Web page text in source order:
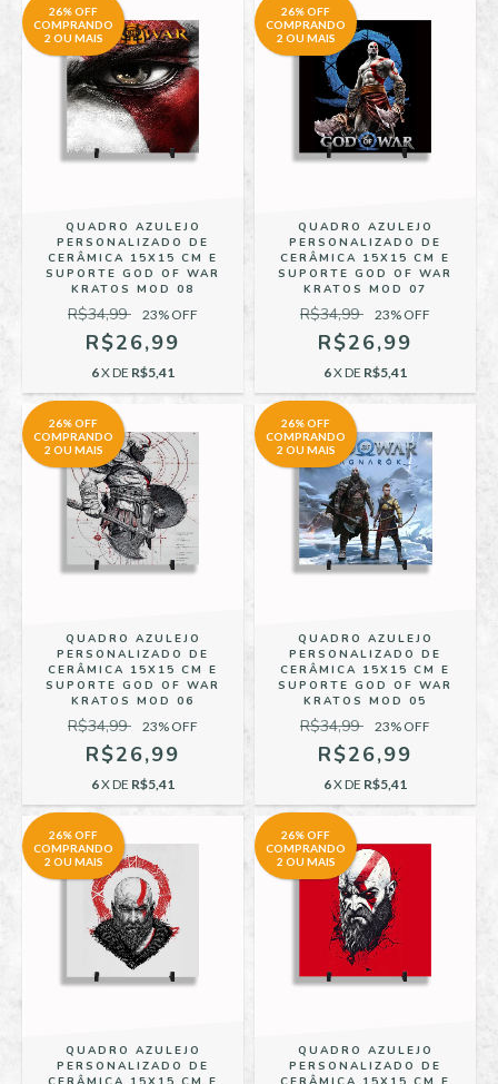
26% OFF
COMPRANDO
2 OU MAIS
QUADRO AZULEJO
PERSONALIZADO DE
CERÂMICA 15X15 CM E
SUPORTE GOD OF WAR
KRATOS MOD 08
R$34,99 23% OFF
R$26,99
6X DE R$5,41
26% OFF
COMPRANDO
2 OU MAIS
QUADRO AZULEJO
PERSONALIZADO DE
CERÂMICA 15X15 CM E
SUPORTE GOD OF WAR
KRATOS MOD 07
R$34,99 23% OFF
R$26,99
6X DE R$5,41
26% OFF
COMPRANDO
2 OU MAIS
QUADRO AZULEJO
PERSONALIZADO DE
CERÂMICA 15X15 CM E
SUPORTE GOD OF WAR
KRATOS MOD 06
R$34,99 23% OFF
R$26,99
6X DE R$5,41
26% OFF
COMPRANDO
2 OU MAIS
QUADRO AZULEJO
PERSONALIZADO DE
CERÂMICA 15X15 CM E
SUPORTE GOD OF WAR
KRATOS MOD 05
R$34,99 23% OFF
R$26,99
6X DE R$5,41
26% OFF
COMPRANDO
2 OU MAIS
QUADRO AZULEJO
PERSONALIZADO DE
26% OFF
COMPRANDO
2 OU MAIS
QUADRO AZULEJO
PERSONALIZADO DE